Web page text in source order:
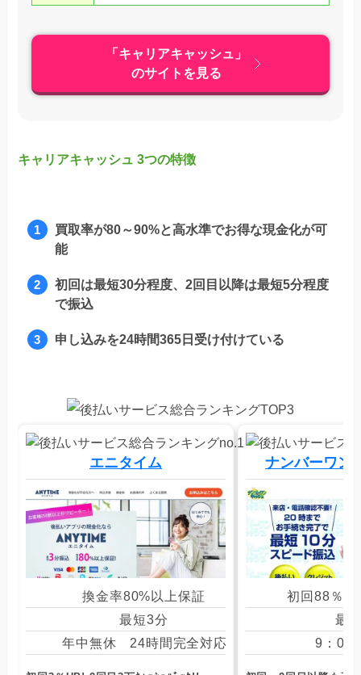
「キャリアキャッシュ」
のサイトを見る
キャリアキャッシュ 3つの特徴
買取率が80～90%と高水準でお得な現金化が可
能
初回は最短30分程度、2回目以降は最短5分程度
で振込
申し込みを24時間365日受け付けている
エニタイム
換金率80%以上保証
最短3分
年中無休 24時間完全対応
ナンバーワン
初回88％ 2
最
9：00